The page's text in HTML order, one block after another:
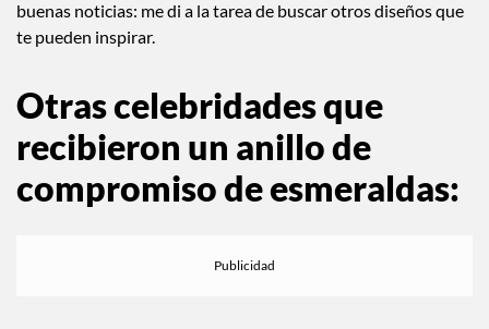
buenas noticias: me di a la tarea de buscar otros diseños que
te pueden inspirar.
Otras celebridades que
recibieron un anillo de
compromiso de esmeraldas: